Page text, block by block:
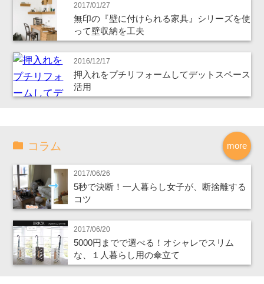
2017/01/27
無印の『壁に付けられる家具』シリーズを使
って壁収納を工夫
2016/12/17
押入れをプチリフォームしてデットスペース
活用
more
コラム
2017/06/26
5秒で決断！一人暮らし女子が、断捨離する
コツ
2017/06/20
5000円までで選べる！オシャレでスリム
な、１人暮らし用の傘立て